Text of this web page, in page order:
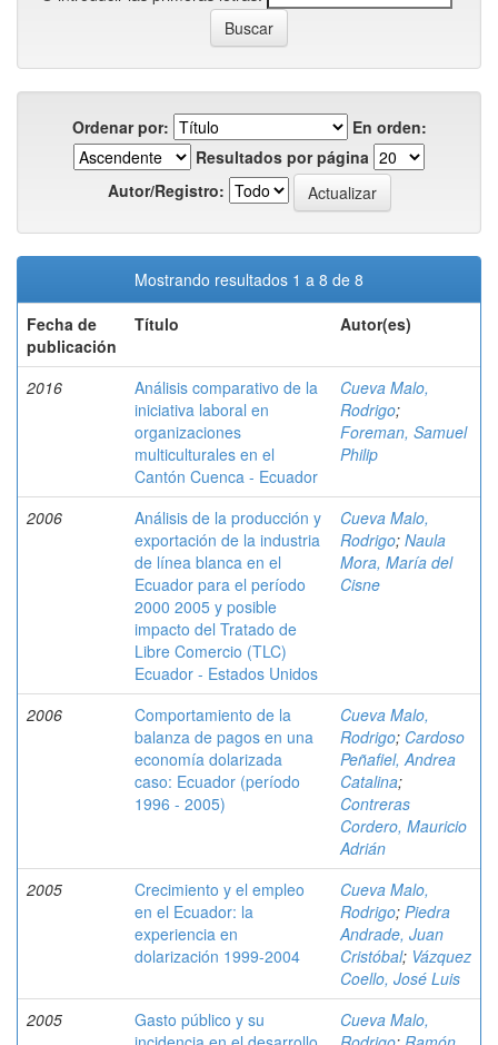
Ordenar por:
En orden:
Resultados por página
Autor/Registro:
Mostrando resultados 1 a 8 de 8
Fecha de
publicación
Título Autor(es)
2016
Análisis comparativo de la
iniciativa laboral en
organizaciones
multiculturales en el
Cantón Cuenca - Ecuador
Cueva Malo,
Rodrigo;
Foreman, Samuel
Philip
2006
Análisis de la producción y
exportación de la industria
de línea blanca en el
Ecuador para el período
2000 2005 y posible
impacto del Tratado de
Libre Comercio (TLC)
Ecuador - Estados Unidos
Cueva Malo,
Rodrigo; Naula
Mora, María del
Cisne
2006
Comportamiento de la
balanza de pagos en una
economía dolarizada
caso: Ecuador (período
1996 - 2005)
Cueva Malo,
Rodrigo; Cardoso
Peñafiel, Andrea
Catalina;
Contreras
Cordero, Mauricio
Adrián
2005
Crecimiento y el empleo
en el Ecuador: la
experiencia en
dolarización 1999-2004
Cueva Malo,
Rodrigo; Piedra
Andrade, Juan
Cristóbal; Vázquez
Coello, José Luis
2005
Gasto público y su
Cueva Malo,